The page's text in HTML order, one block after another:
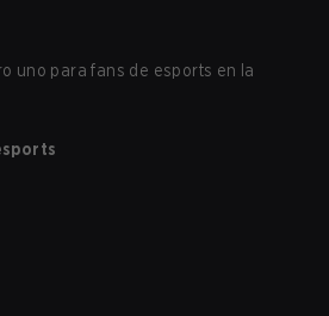
uno para fans de esports en la